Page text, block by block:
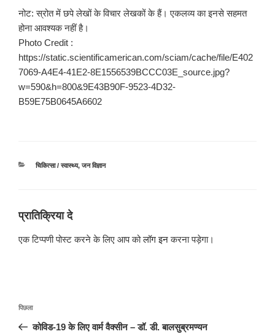
नोट: स्रोत में छपे लेखों के विचार लेखकों के हैं। एकलव्य का इनसे सहमत
होना आवश्यक नहीं है।
Photo Credit :
https://static.scientificamerican.com/sciam/cache/file/E402
7069-A4E4-41E2-8E1556539BCCC03E_source.jpg?
w=590&h=800&9E43B90F-9523-4D32-
B59E75B0645A6602
श्रेणियाँ
चिकित्सा / स्वास्थ्य, जन विज्ञान
प्रातिक्रिया दे
एक टिप्पणी पोस्ट करने के लिए आप कोलॉग इनकरना पड़ेगा।
पोस्ट
पिछला
पोस्ट:
पिछला
कोविड-19 के लिए वार्म वैक्सीन – डॉ. डी. बालसुब्रमण्यन